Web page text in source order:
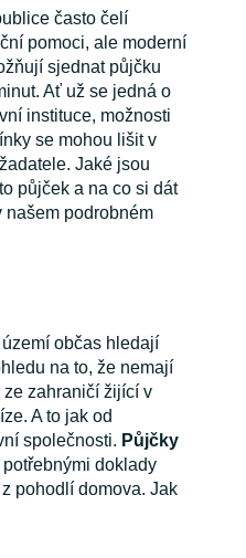
často čelí
pomoci, ale moderní
sjednat půjčku
Ať už se jedná o
instituce, možnosti
se mohou lišit v
Jaké jsou
půjček a na co si dát
našem podrobném
území občas hledají
na to, že nemají
zahraničí žijící v
A to jak od
společnosti. Půjčky
doklady
pohodlí domova. Jak